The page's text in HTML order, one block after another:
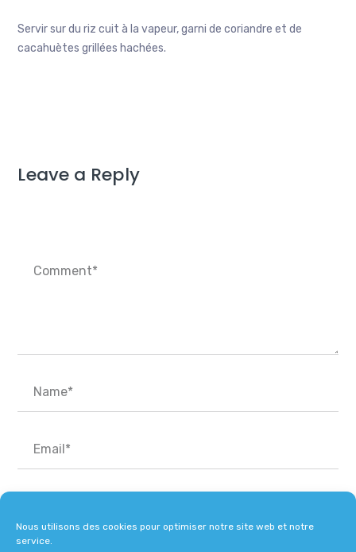
Nous utilisons des cookies pour optimiser notre site web et notre
service.
Servir sur du riz cuit à la vapeur, garni de coriandre et de
cacahuètes grillées hachées.
Leave a Reply